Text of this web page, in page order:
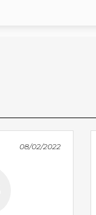
08/02/2022